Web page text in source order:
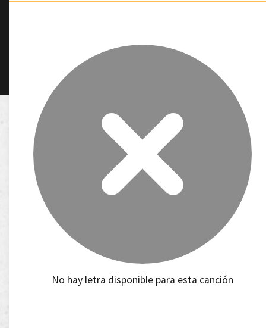
No hay letra disponible para esta canción